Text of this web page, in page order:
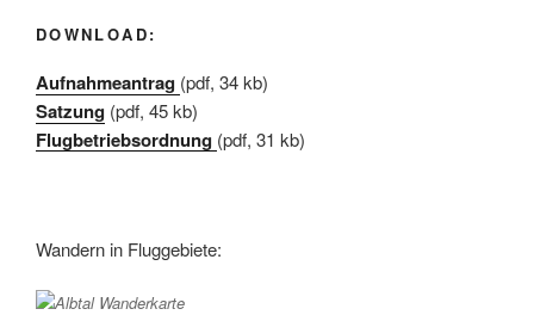
DOWNLOAD:
Aufnahmeantrag (pdf, 34 kb)
Satzung (pdf, 45 kb)
Flugbetriebsordnung (pdf, 31 kb)
Wandern in Fluggebiete: